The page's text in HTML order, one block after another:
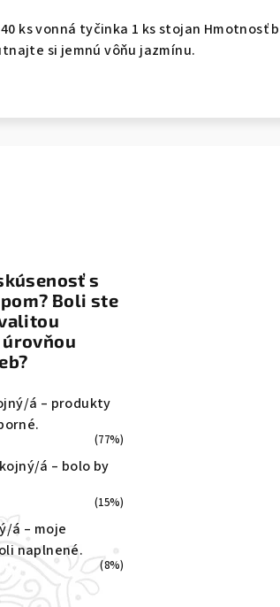
ks vonná tyčinka 1 ks stojan
si jemnú vôňu jazmínu.
s
Boli ste
á – produkty
(77%)
á – bolo by
(15%)
á – moje
naplnené.
(8%)